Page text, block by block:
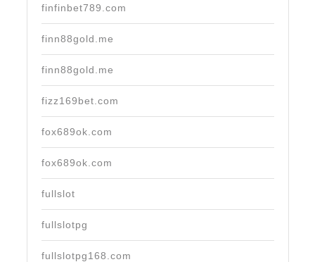
finfinbet789.com
finn88gold.me
finn88gold.me
fizz169bet.com
fox689ok.com
fox689ok.com
fullslot
fullslotpg
fullslotpg168.com